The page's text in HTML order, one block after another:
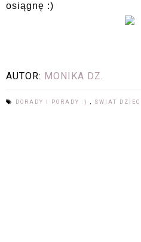
osiągnę :)
AUTOR: MONIKA DZ.
DORADY I PORADY :) , SWIAT DZIECI